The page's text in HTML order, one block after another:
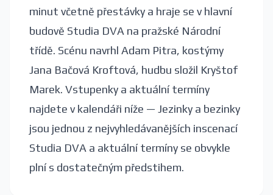
minut včetně přestávky a hraje se v hlavní
budově Studia DVA na pražské Národní
třídě. Scénu navrhl Adam Pitra, kostýmy
Jana Bačová Kroftová, hudbu složil Kryštof
Marek. Vstupenky a aktuální termíny
najdete v kalendáři níže — Jezinky a bezinky
jsou jednou z nejvyhledávanějších inscenací
Studia DVA a aktuální termíny se obvykle
plní s dostatečným předstihem.